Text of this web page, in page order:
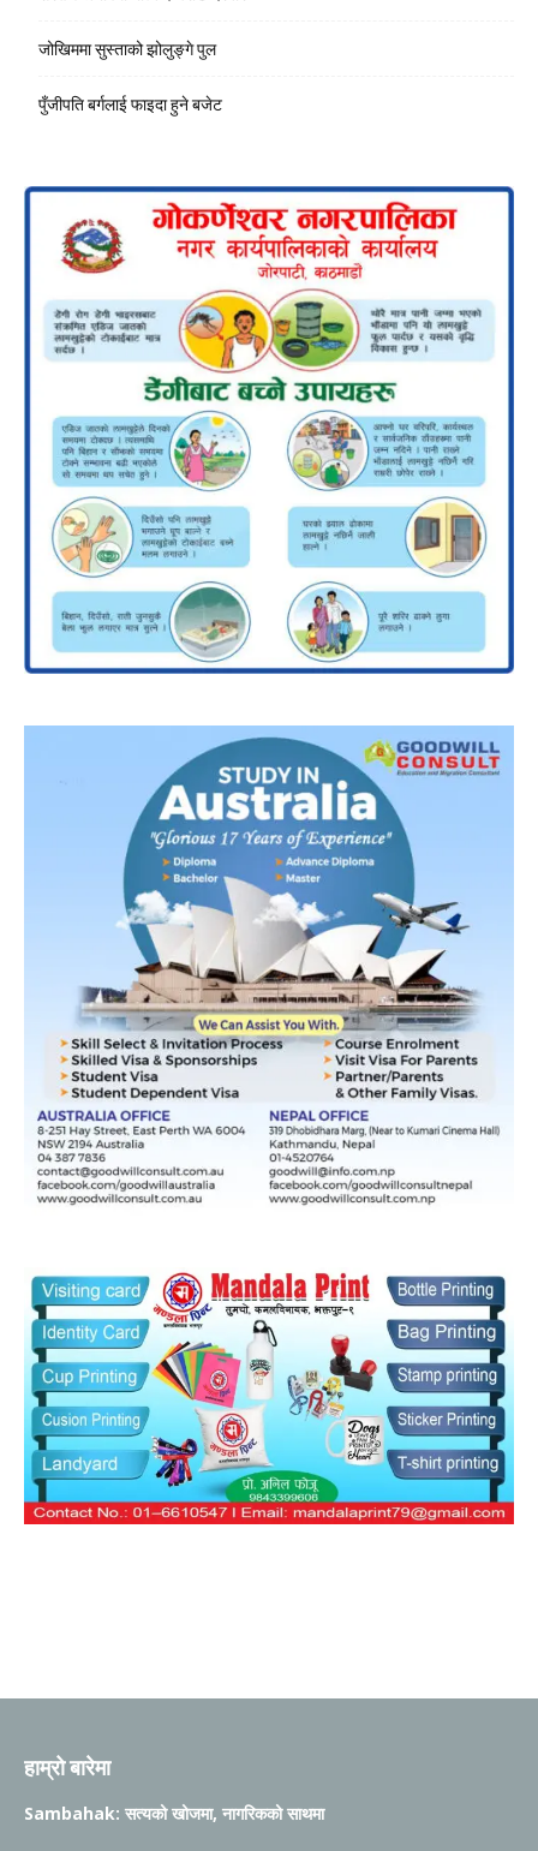
जोखिममा सुस्ताको झोलुङ्गे पुल
पुँजीपति बर्गलाई फाइदा हुने बजेट
हाम्रो बारेमा
Sambahak: सत्यको खोजमा, नागरिकको साथमा